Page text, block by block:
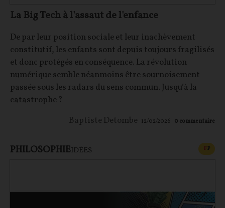
La Big Tech à l'assaut de l'enfance
De par leur position sociale et leur inachèvement
constitutif, les enfants sont depuis toujours fragilisés
et donc protégés en conséquence. La révolution
numérique semble néanmoins être sournoisement
passée sous les radars du sens commun. Jusqu’à la
catastrophe ?
Baptiste Detombe 12/02/2026 0 commentaire
PHILOSOPHIEIDÉES FP